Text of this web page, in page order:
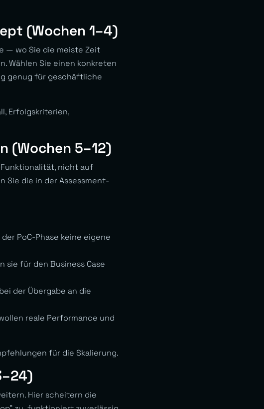
(Wochen 1–4)
— wo Sie die meiste Zeit
Wählen Sie einen konkreten
genug für geschäftliche
Erfolgskriterien,
(Wochen 5–12)
nicht auf
Sie die in der Assessment-
PoC-Phase keine eigene
für den Business Case
der Übergabe an die
reale Performance und
für die Skalierung.
Hier scheitern die